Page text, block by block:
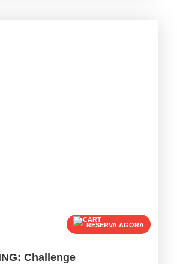
RESERVA AGORA
Challenge